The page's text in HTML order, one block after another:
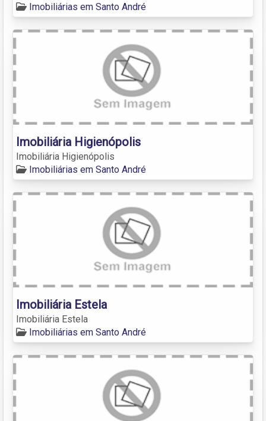
Imobiliárias em Santo André
Imobiliária Higienópolis
Imobiliária Higienópolis
Imobiliárias em Santo André
Imobiliária Estela
Imobiliária Estela
Imobiliárias em Santo André